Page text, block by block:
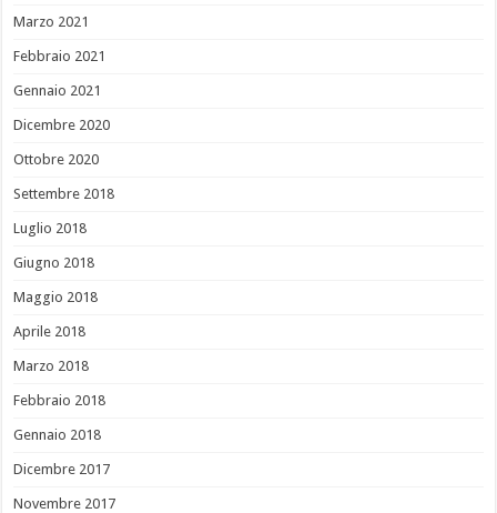
Marzo 2021
Febbraio 2021
Gennaio 2021
Dicembre 2020
Ottobre 2020
Settembre 2018
Luglio 2018
Giugno 2018
Maggio 2018
Aprile 2018
Marzo 2018
Febbraio 2018
Gennaio 2018
Dicembre 2017
Novembre 2017